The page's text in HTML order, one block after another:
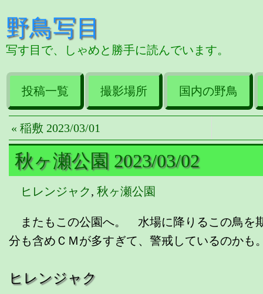
野鳥写目
写す目で、しゃめと勝手に読んでいます。
投稿一覧 撮影場所 国内の野鳥
« 稲敷 2023/03/01
秋ヶ瀬公園 2023/03/02
ヒレンジャク, 秋ヶ瀬公園
またもこの公園へ。 水場に降りるこの鳥を
分も含めＣＭが多すぎて、警戒しているのかも
ヒレンジャク